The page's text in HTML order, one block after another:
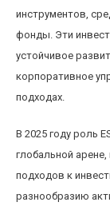
инструментов,
фонды. Эти
устойчивое
корпоративное
подходах.
В 2025 году роль
глобальной
подходов к
разнообразию